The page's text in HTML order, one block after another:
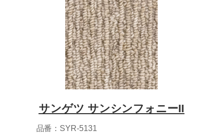
サンゲツ サンシンフォニーII
品番：SYR-5131